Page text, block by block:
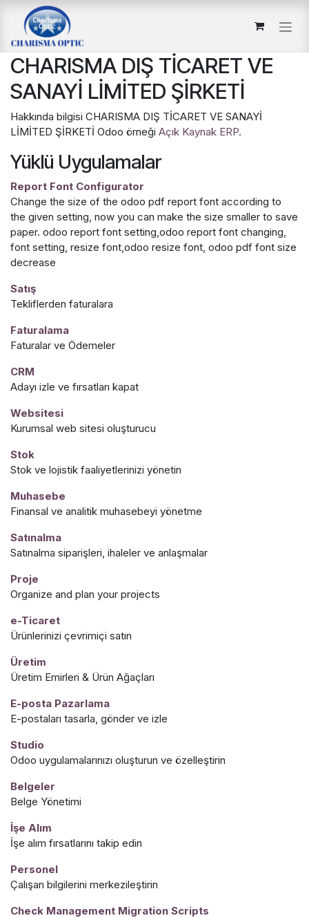
İçereği Atla
CHARISMA DIŞ TİCARET VE
SANAYİ LİMİTED ŞİRKETİ
Hakkında bilgisi CHARISMA DIŞ TİCARET VE SANAYİ
LİMİTED ŞİRKETİ Odoo örneği Açık Kaynak ERP.
Yüklü Uygulamalar
Report Font Configurator
Change the size of the odoo pdf report font according to
the given setting, now you can make the size smaller to save
paper. odoo report font setting,odoo report font changing,
font setting, resize font,odoo resize font, odoo pdf font size
decrease
Satış
Tekliflerden faturalara
Faturalama
Faturalar ve Ödemeler
CRM
Adayı izle ve fırsatları kapat
Websitesi
Kurumsal web sitesi oluşturucu
Stok
Stok ve lojistik faaliyetlerinizi yönetin
Muhasebe
Finansal ve analitik muhasebeyi yönetme
Satınalma
Satınalma siparişleri, ihaleler ve anlaşmalar
Proje
Organize and plan your projects
e-Ticaret
Ürünlerinizi çevrimiçi satın
Üretim
Üretim Emirleri & Ürün Ağaçları
E-posta Pazarlama
E-postaları tasarla, gönder ve izle
Studio
Odoo uygulamalarınızı oluşturun ve özelleştirin
Belgeler
Belge Yönetimi
İşe Alım
İşe alım fırsatlarını takip edin
Personel
Çalışan bilgilerini merkezileştirin
Check Management Migration Scripts